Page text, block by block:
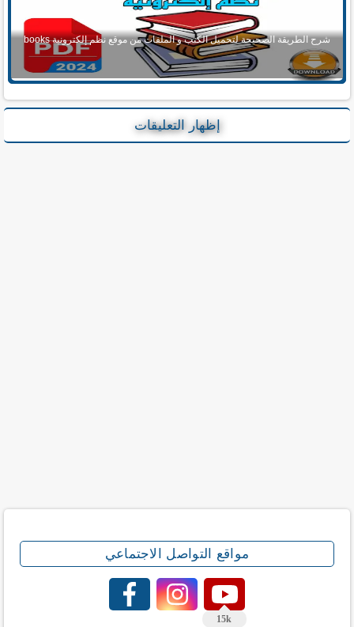
شرح الطريقة الصحيحة لتحميل الكتب و الملفات من موقع نظم إلكترونية books
إظهار التعليقات
مواقع التواصل الاجتماعي
15k